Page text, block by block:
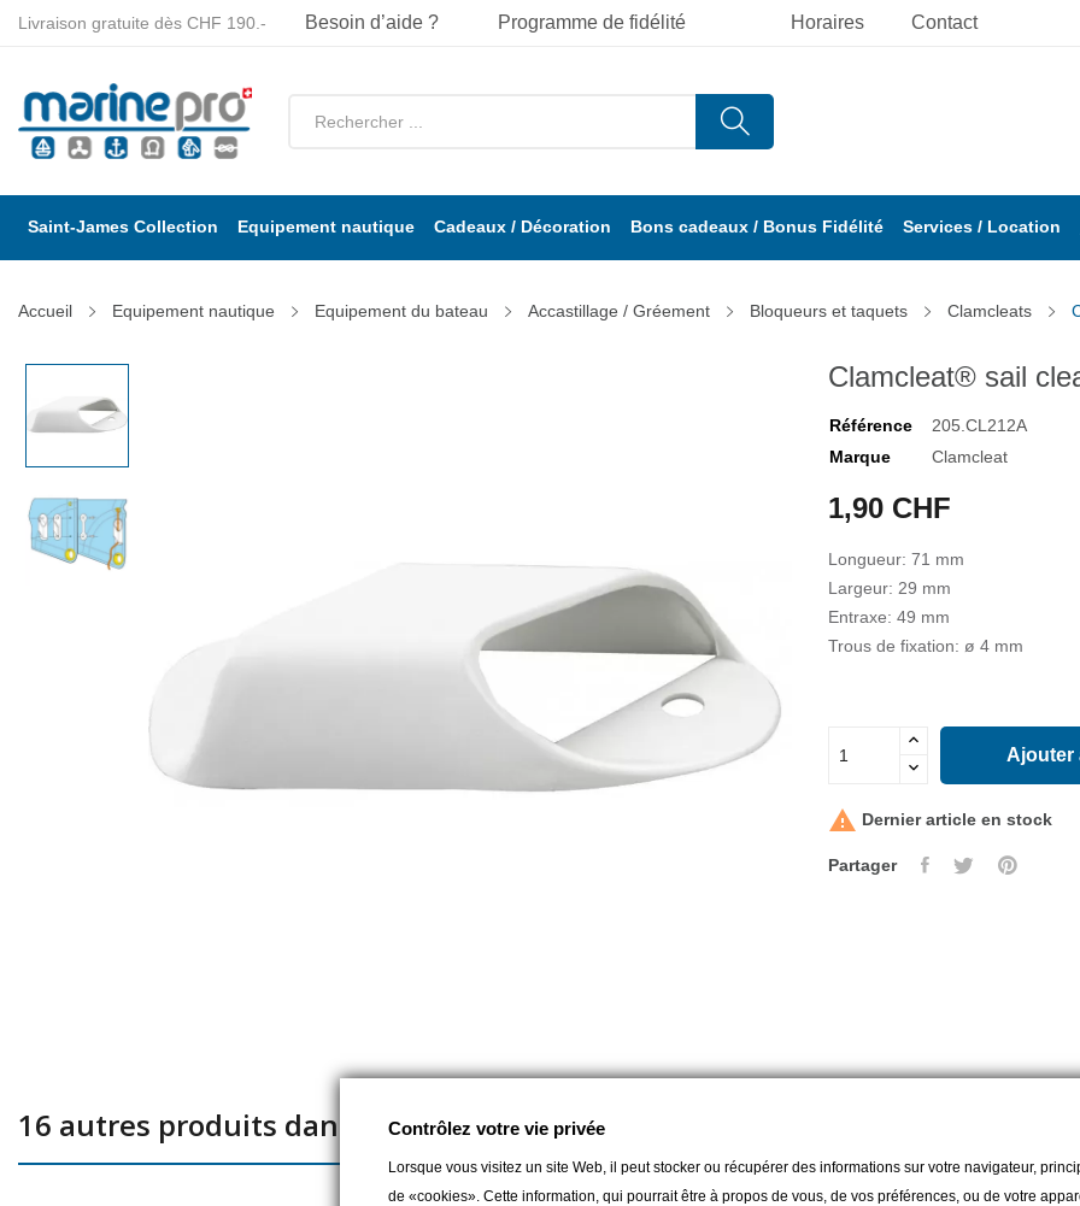
Horaires Contact
Livraison gratuite dès CHF 190.- Besoin d’aide ? Programme de fidélité
Saint-James Collection Equipement nautique Cadeaux / Décoration Bons cadeaux / Bonus Fidélité Services / Location
Accueil Equipement nautique Equipement du bateau Accastillage / Gréement Bloqueurs et taquets Clamcleats
Clamcleat® sail
Référence
205.CL212A
Marque
Clamcleat
1,90 CHF
Longueur: 71 mm
Largeur: 29 mm
Entraxe: 49 mm
Trous de fixation: ø 4 mm
Ajouter
 Dernier article en stock
Partager
16 autres produits dans la même catégorie :
Contrôlez votre vie privée
Lorsque vous visitez un site Web, il peut stocker ou récupérer des informations sur votre navigateur,
de «cookies». Cette information, qui pourrait être à propos de vous, de vos préférences, ou de votre